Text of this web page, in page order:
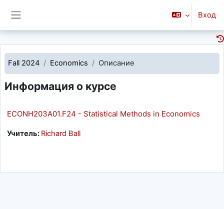
Вход
Fall 2024 Economics Описание
Информация о курсе
ECONH203A01.F24 - Statistical Methods in Economics
Учитель: Richard Ball